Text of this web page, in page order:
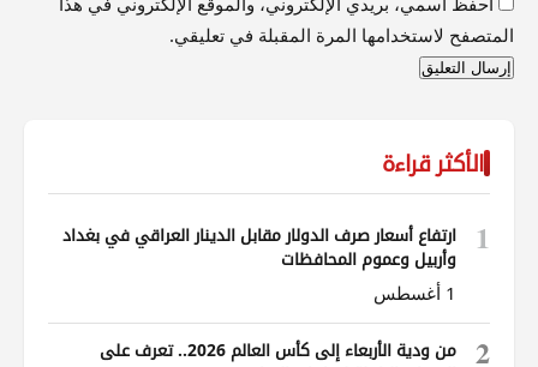
المتصفح لاستخدامها المرة المقبلة في تعليقي.
الأكثر قراءة
1
ارتفاع أسعار صرف الدولار مقابل الدينار العراقي في بغداد
وأربيل وعموم المحافظات
1 أغسطس
2
من ودية الأربعاء إلى كأس العالم 2026.. تعرف على